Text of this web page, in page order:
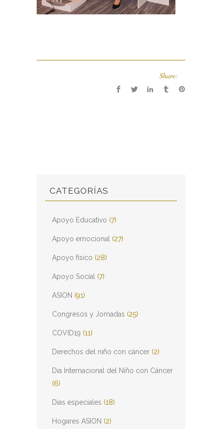
Share:
CATEGORÍAS
Apoyo Educativo (7)
Apoyo emocional (27)
Apoyo físico (28)
Apoyo Social (7)
ASION (91)
Congresos y Jornadas (25)
COVID19 (11)
Derechos del niño con cáncer (2)
Día Internacional del Niño con Cáncer
(6)
Días especiales (18)
Hogares ASION (2)